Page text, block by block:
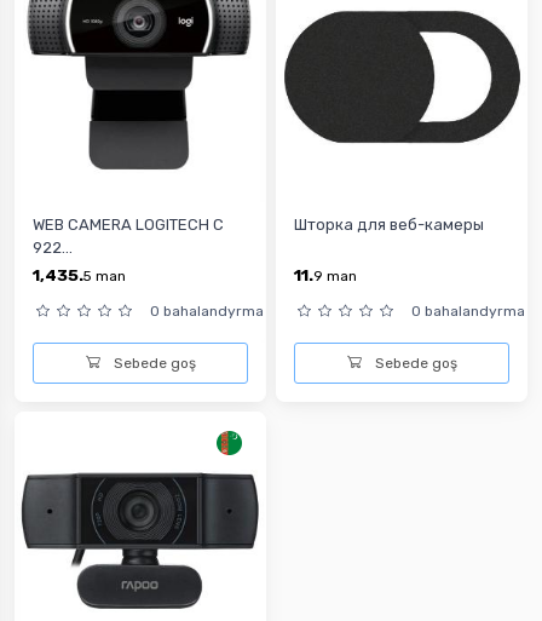
WEB CAMERA LOGITECH C
922...
1,435.5 man
0 bahalandyrma
Sebede goş
Шторка для веб-камеры
11.9 man
0 bahalandyrma
Sebede goş